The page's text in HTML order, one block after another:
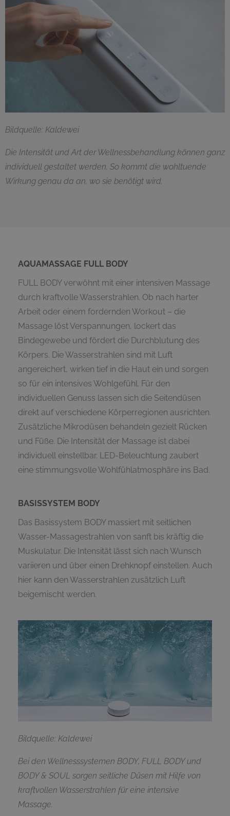
Bildquelle: Kaldewei
Die Intensität und Art der Wellnessbehandlung können ganz
individuell gestaltet werden. So kommt die wohltuende
Wirkung genau da an, wo sie benötigt wird.
AQUAMASSAGE FULL BODY
FULL BODY verwöhnt mit einer intensiven Massage
durch kraftvolle Wasserstrahlen. Ob nach harter
Arbeit oder einem fordernden Workout – die
Massage löst Verspannungen, lockert das
Bindegewebe und fördert die Durchblutung des
Körpers. Die Wasserstrahlen sind mit Luft
angereichert, wirken tief in die Haut ein und sorgen
so für ein intensives Wohlgefühl. Für den
individuellen Genuss lassen sich die Seitendüsen
direkt auf verschiedene Körperregionen ausrichten.
Zusätzliche Mikrodüsen behandeln gezielt Rücken
und Füße. Die Intensität der Massage ist dabei
individuell einstellbar. LED-Beleuchtung zaubert
eine stimmungsvolle Wohlfühlatmosphäre ins Bad.
BASISSYSTEM BODY
Das Basissystem BODY massiert mit seitlichen
Wasser-Massagestrahlen von sanft bis kräftig die
Muskulatur. Die Intensität lässt sich nach Wunsch
variieren und über einen Drehknopf einstellen. Auch
hier kann den Wasserstrahlen zusätzlich Luft
beigemischt werden.
Bildquelle: Kaldewei
Bei den Wellnesssystemen BODY, FULL BODY und
BODY & SOUL sorgen seitliche Düsen mit Hilfe von
kraftvollen Wasserstrahlen für eine intensive
Massage.